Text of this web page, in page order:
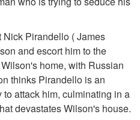
Pirandello ( James
and escort him to the
home, with Russian
thinks Pirandello is an
attack him, culminating in a
devastates Wilson's house.